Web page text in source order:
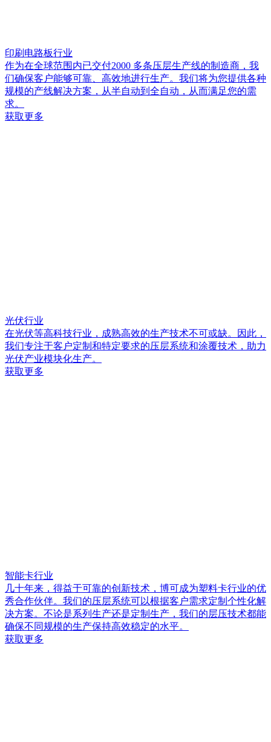
印刷电路板行业
作为在全球范围内已交付2000 多条压层生产线的制造商，我
们确保客户能够可靠、高效地进行生产。我们将为您提供各种
规模的产线解决方案，从半自动到全自动，从而满足您的需
求。
获取更多
光伏行业
在光伏等高科技行业，成熟高效的生产技术不可或缺。因此，
我们专注于客户定制和特定要求的压层系统和涂覆技术，助力
光伏产业模块化生产。
获取更多
智能卡行业
几十年来，得益于可靠的创新技术，博可成为塑料卡行业的优
秀合作伙伴。我们的压层系统可以根据客户需求定制个性化解
决方案。不论是系列生产还是定制生产，我们的层压技术都能
确保不同规模的生产保持高效稳定的水平。
获取更多